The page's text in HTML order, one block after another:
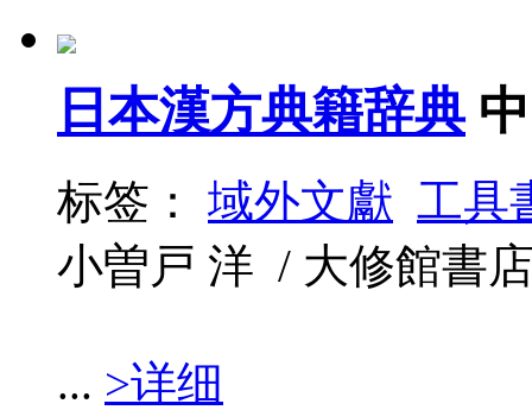
日本漢方典籍辞典
标签： 域外文獻 工具
小曽戸 洋 / 大修館書
... >详细